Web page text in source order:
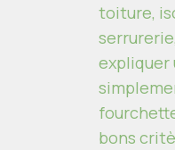
toiture,
expliquer
bons